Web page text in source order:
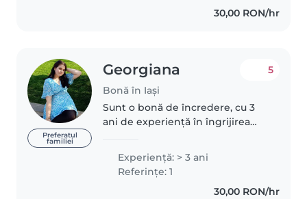
30,00 RON/hr
Preferatul
familiei
Georgiana
Bonă în Iași
5
Sunt o bonă de încredere, cu 3
ani de experiență în îngrijirea
preșcolari. Vorbesc fluent
engleza și româna și sunt
confortabil în a mă ocupa de
Experienţă: > 3 ani
Referințe: 1
30,00 RON/hr